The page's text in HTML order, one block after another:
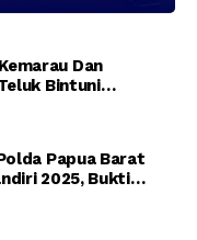
Dan
Bintuni
Papua Barat
2025, Bukti